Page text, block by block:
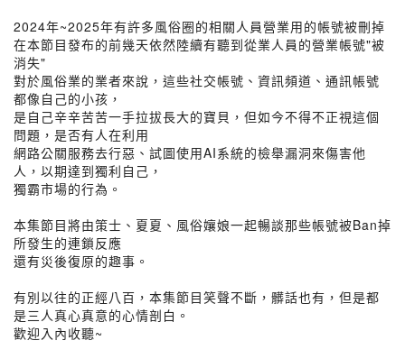
2024年~2025年有許多風俗圈的相關人員營業用的帳號被刪掉
在本節目發布的前幾天依然陸續有聽到從業人員的營業帳號"被
消失"
對於風俗業的業者來說，這些社交帳號、資訊頻道、通訊帳號
都像自己的小孩，
是自己辛辛苦苦一手拉拔長大的寶貝，但如今不得不正視這個
問題，是否有人在利用
網路公關服務去行惡、試圖使用AI系統的檢舉漏洞來傷害他
人，以期達到獨利自己，
獨霸市場的行為。
本集節目將由策士、夏夏、風俗孃娘一起暢談那些帳號被Ban掉
所發生的連鎖反應
還有災後復原的趣事。
有別以往的正經八百，本集節目笑聲不斷，髒話也有，但是都
是三人真心真意的心情剖白。
歡迎入內收聽~